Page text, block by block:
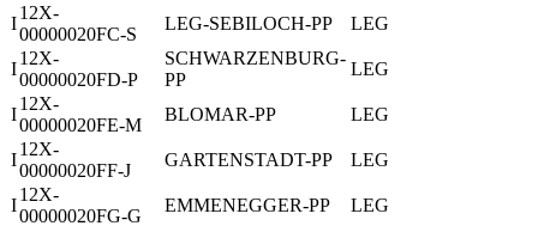
I
12X-
00000020FC-S
LEG-SEBILOCH-PP LEG
I
12X-
00000020FD-P
SCHWARZENBURG-
PP
LEG
I
12X-
00000020FE-M
BLOMAR-PP LEG
I
12X-
00000020FF-J
GARTENSTADT-PP LEG
I
12X-
00000020FG-G
EMMENEGGER-PP LEG